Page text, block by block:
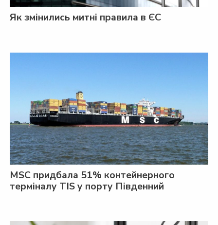
Як змінились митні правила в ЄС
MSC придбала 51% контейнерного
терміналу TIS у порту Південний